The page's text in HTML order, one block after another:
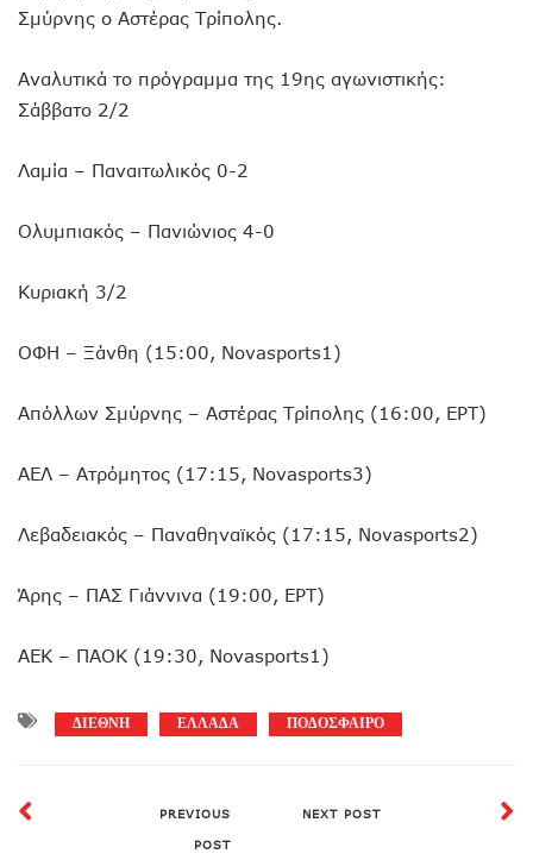
Σμύρνης ο Αστέρας Τρίπολης.
Αναλυτικά το πρόγραμμα της 19ης αγωνιστικής:
Σάββατο 2/2
Λαμία – Παναιτωλικός 0-2
Ολυμπιακός – Πανιώνιος 4-0
Κυριακή 3/2
ΟΦΗ – Ξάνθη (15:00, Novasports1)
Απόλλων Σμύρνης – Αστέρας Τρίπολης (16:00, ΕΡΤ)
ΑΕΛ – Ατρόμητος (17:15, Novasports3)
Λεβαδειακός – Παναθηναϊκός (17:15, Novasports2)
Άρης – ΠΑΣ Γιάννινα (19:00, ΕΡΤ)
ΑΕΚ – ΠΑΟΚ (19:30, Novasports1)
ΔΙΕΘΝΗ ΕΛΛΑΔΑ ΠΟΔΟΣΦΑΙΡΟ
PREVIOUS
POST
NEXT POST